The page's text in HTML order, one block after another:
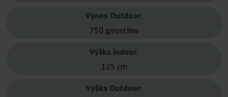
Výnos Outdoor:
750 g/rostlina
Výška Indoor:
125 cm
Výška Outdoor: